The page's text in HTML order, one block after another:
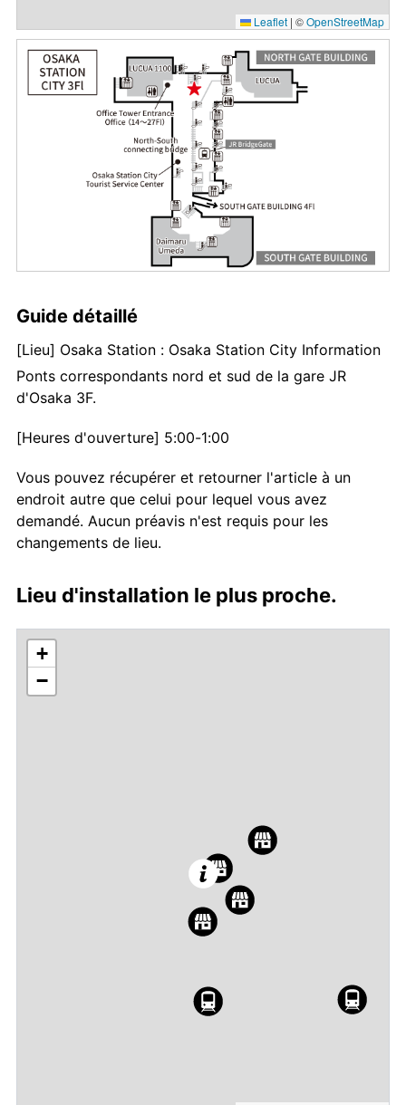
Leaflet | ©OpenStreetMap
Guide détaillé
[Lieu] Osaka Station : Osaka Station City Information
Ponts correspondants nord et sud de la gare JR
d'Osaka 3F.
[Heures d'ouverture] 5:00-1:00
Vous pouvez récupérer et retourner l'article à un
endroit autre que celui pour lequel vous avez
demandé. Aucun préavis n'est requis pour les
changements de lieu.
Lieu d'installation le plus proche.
+
−